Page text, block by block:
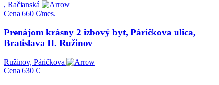
, Račianská
Cena 660 €/mes.
Prenájom krásny 2 izbový byt, Páričkova ulica,
Bratislava II. Ružinov
Ružinov, Páričkova
Cena 630 €